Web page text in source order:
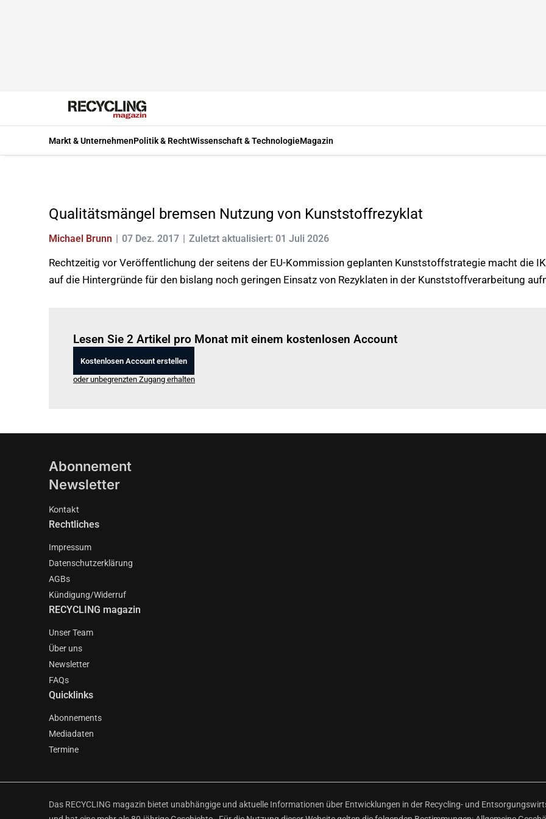
Markt & UnternehmenPolitik & RechtWissenschaft & TechnologieMagazin
Qualitätsmängel bremsen Nutzung von Kunststoffrezyklat
Michael Brunn 07 Dez. 2017 Zuletzt aktualisiert: 01 Juli 2026
Rechtzeitig vor Veröffentlichung der seitens der EU-Kommission geplanten Kunststoffstrategie macht die
auf die Hintergründe für den bislang noch geringen Einsatz von Rezyklaten in der Kunststoffverarbeitung
Lesen Sie 2 Artikel pro Monat mit einem kostenlosen Account
Kostenlosen Account erstellen
oder unbegrenzten Zugang erhalten
Abonnement
Newsletter
Kontakt
Rechtliches
Impressum
Datenschutzerklärung
AGBs
Kündigung/Widerruf
RECYCLING magazin
Unser Team
Über uns
Newsletter
FAQs
Quicklinks
Abonnements
Mediadaten
Termine
Das RECYCLING magazin bietet unabhängige und aktuelle Informationen über Entwicklungen in der Recycling- und